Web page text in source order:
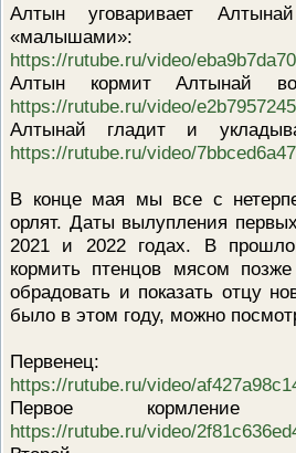
Алтын уговаривает
«малышами»:
https://rutube.ru/video/
Алтын кормит Алтынай
https://rutube.ru/video/
Алтынай гладит и
https://rutube.ru/video/
В конце мая мы все с
орлят. Даты вылупления
2021 и 2022 годах. В
кормить птенцов мясом
обрадовать и показать отцу
было в этом году, можно
Первенец:
https://rutube.ru/video/
Первое кормление
https://rutube.ru/video/